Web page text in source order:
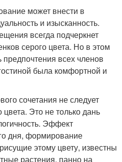
может внести в
и изысканность.
всегда подчеркнет
серого цвета. Но в этом
всех членов
была комфортной и
сочетания не следует
цвета. Это не только дань
Эффект
дня, формирование
этому цвету, известны
растения, панно на